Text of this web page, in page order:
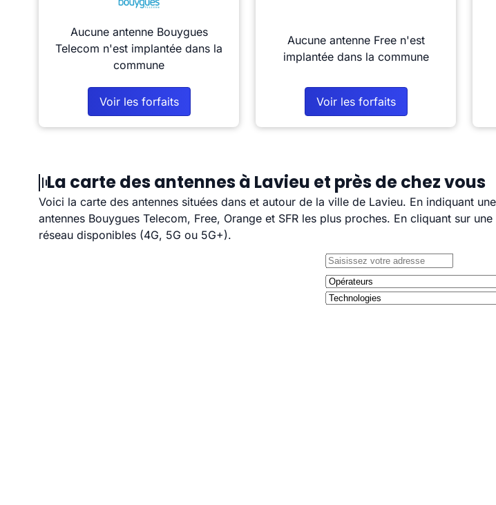
Aucune antenne Bouygues
Telecom n'est implantée dans la
commune
Voir les forfaits
Aucune antenne Free n'est
implantée dans la commune
Voir les forfaits
La carte des antennes à Lavieu et près de chez vous
Voici la carte des antennes situées dans et autour de la ville de Lavieu. En indiquant
antennes Bouygues Telecom, Free, Orange et SFR les plus proches. En cliquant sur
réseau disponibles (4G, 5G ou 5G+).